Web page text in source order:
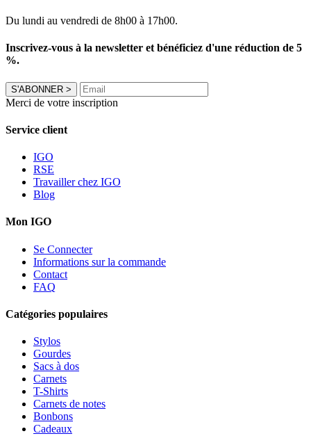
Du lundi au vendredi de 8h00 à 17h00.
Inscrivez-vous à la newsletter et bénéficiez d'une réduction de 5
%.
S'ABONNER >
Merci de votre inscription
Service client
IGO
RSE
Travailler chez IGO
Blog
Mon IGO
Se Connecter
Informations sur la commande
Contact
FAQ
Catégories populaires
Stylos
Gourdes
Sacs à dos
Carnets
T-Shirts
Carnets de notes
Bonbons
Cadeaux